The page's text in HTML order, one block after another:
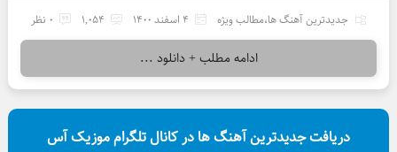
جدیدترین آهنگ ها،مطالب ویژه 4 اسفند 1400 1,054 0 نظر
ادامه مطلب + دانلود ...
دریافت جدیدترین آهنگ ها در کانال تلگرام موزیک آس